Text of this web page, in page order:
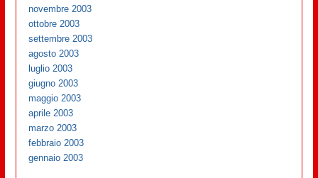
novembre 2003
ottobre 2003
settembre 2003
agosto 2003
luglio 2003
giugno 2003
maggio 2003
aprile 2003
marzo 2003
febbraio 2003
gennaio 2003